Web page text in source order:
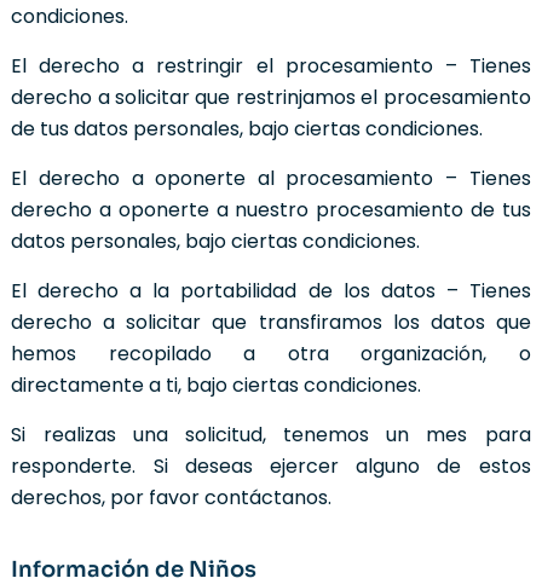
condiciones.
El derecho a restringir el procesamiento – Tienes
derecho a solicitar que restrinjamos el procesamiento
de tus datos personales, bajo ciertas condiciones.
El derecho a oponerte al procesamiento – Tienes
derecho a oponerte a nuestro procesamiento de tus
datos personales, bajo ciertas condiciones.
El derecho a la portabilidad de los datos – Tienes
derecho a solicitar que transfiramos los datos que
hemos recopilado a otra organización, o
directamente a ti, bajo ciertas condiciones.
Si realizas una solicitud, tenemos un mes para
responderte. Si deseas ejercer alguno de estos
derechos, por favor contáctanos.
Información de Niños